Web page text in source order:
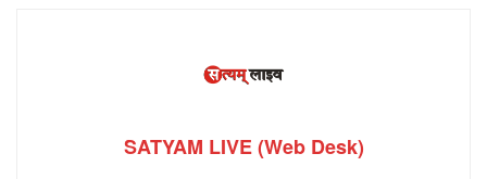
SATYAM LIVE (Web Desk)